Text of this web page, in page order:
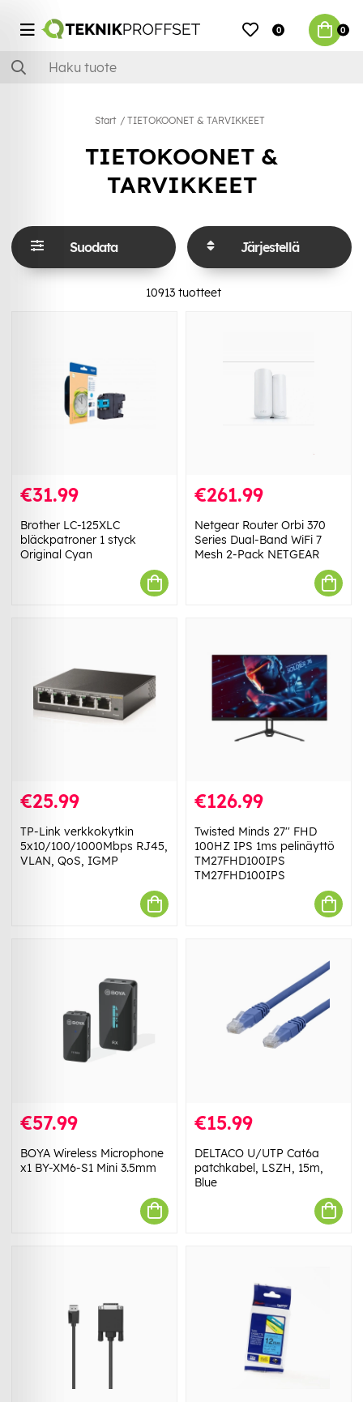
0 0
Start TIETOKOONET & TARVIKKEET
TIETOKOONET &
TARVIKKEET
Suodata Järjestellä
10913tuotteet
€31.99
Brother LC-125XLC
bläckpatroner 1 styck
Original Cyan
€261.99
Netgear Router Orbi 370
Series Dual-Band WiFi 7
Mesh 2-Pack NETGEAR
€25.99
TP-Link verkkokytkin
5x10/100/1000Mbps RJ45,
VLAN, QoS, IGMP
€126.99
Twisted Minds 27'' FHD
100HZ IPS 1ms pelinäyttö
TM27FHD100IPS
TM27FHD100IPS
€57.99
BOYA Wireless Microphone
x1 BY-XM6-S1 Mini 3.5mm
€15.99
DELTACO U/UTP Cat6a
patchkabel, LSZH, 15m,
Blue